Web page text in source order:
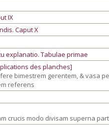
IX
Caput X
explanatio. Tabulae primae
des planches]
fere bimestrem gerentem, & vasa
referens
crucis modo divisam superna